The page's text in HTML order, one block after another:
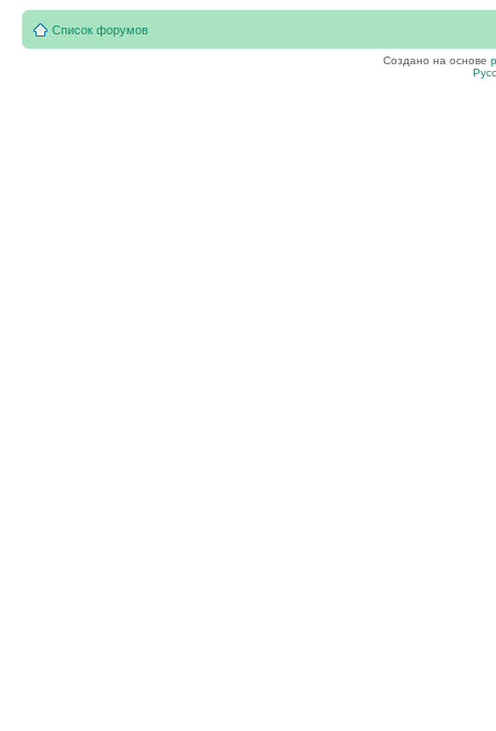
Список форумов
Создано на основе